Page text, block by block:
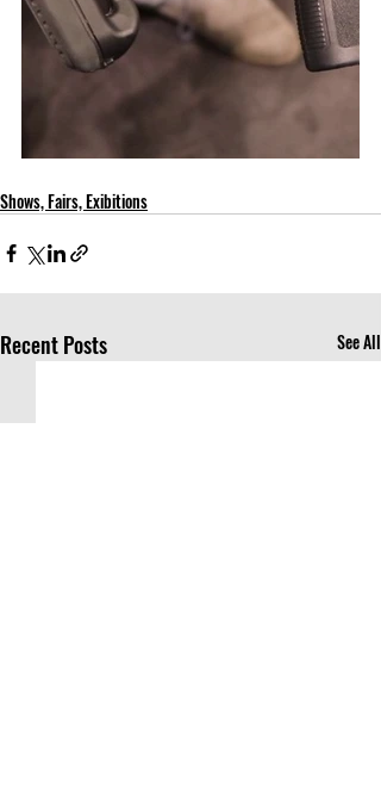
Shows, Fairs, Exibitions
Recent Posts See All